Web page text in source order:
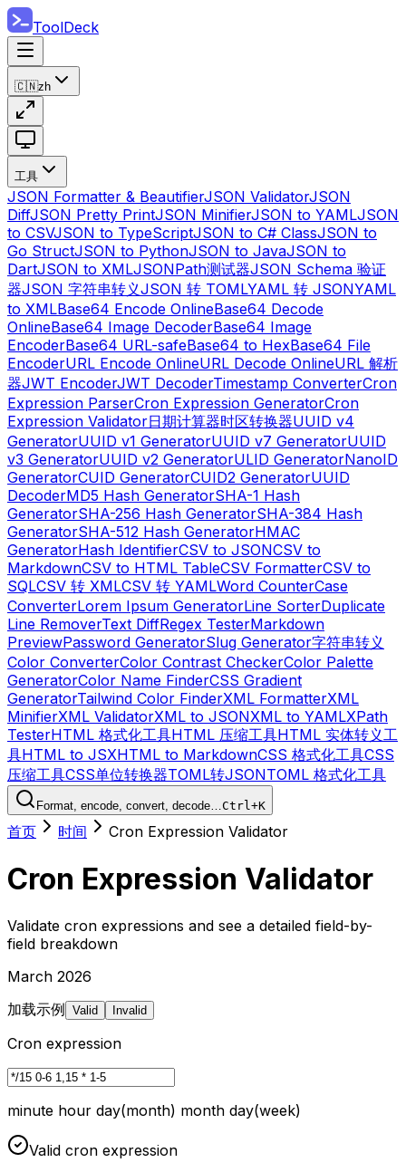
ToolDeck
🇨🇳zh
工具
JSON Formatter & BeautifierJSON ValidatorJSON
DiffJSON Pretty PrintJSON MinifierJSON to YAMLJSON
to CSVJSON to TypeScriptJSON to C# ClassJSON to
Go StructJSON to PythonJSON to JavaJSON to
DartJSON to XMLJSONPath测试器JSON Schema 验证
器JSON 字符串转义JSON 转 TOMLYAML 转 JSONYAML
to XMLBase64 Encode OnlineBase64 Decode
OnlineBase64 Image DecoderBase64 Image
EncoderBase64 URL-safeBase64 to HexBase64 File
EncoderURL Encode OnlineURL Decode OnlineURL 解析
器JWT EncoderJWT DecoderTimestamp ConverterCron
Expression ParserCron Expression GeneratorCron
Expression Validator日期计算器时区转换器UUID v4
GeneratorUUID v1 GeneratorUUID v7 GeneratorUUID
v3 GeneratorUUID v2 GeneratorULID GeneratorNanoID
GeneratorCUID GeneratorCUID2 GeneratorUUID
DecoderMD5 Hash GeneratorSHA-1 Hash
GeneratorSHA-256 Hash GeneratorSHA-384 Hash
GeneratorSHA-512 Hash GeneratorHMAC
GeneratorHash IdentifierCSV to JSONCSV to
MarkdownCSV to HTML TableCSV FormatterCSV to
SQLCSV 转 XMLCSV 转 YAMLWord CounterCase
ConverterLorem Ipsum GeneratorLine SorterDuplicate
Line RemoverText DiffRegex TesterMarkdown
PreviewPassword GeneratorSlug Generator字符串转义
Color ConverterColor Contrast CheckerColor Palette
GeneratorColor Name FinderCSS Gradient
GeneratorTailwind Color FinderXML FormatterXML
MinifierXML ValidatorXML to JSONXML to YAMLXPath
TesterHTML 格式化工具HTML 压缩工具HTML 实体转义工
具HTML to JSXHTML to MarkdownCSS 格式化工具CSS
压缩工具CSS单位转换器TOML转JSONTOML 格式化工具
Format, encode, convert, decode…Ctrl+K
首页 时间 Cron Expression Validator
Cron Expression Validator
Validate cron expressions and see a detailed field-by-
field breakdown
March 2026
加载示例 Valid Invalid
Cron expression
minute hour day(month) month day(week)
Valid cron expression